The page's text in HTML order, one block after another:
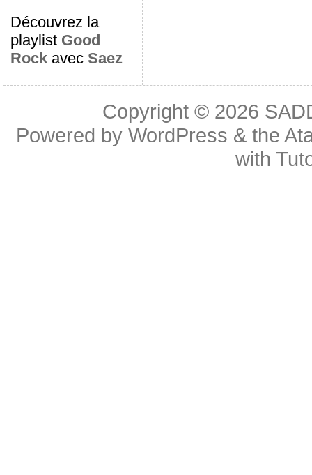
Découvrez la
playlist Good
Rockavec Saez
Copyright © 2026
Powered byWordPress & the
with